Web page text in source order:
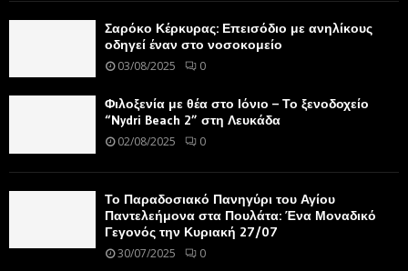
Σαρόκο Κέρκυρας: Επεισόδιο με ανηλίκους
οδηγεί έναν στο νοσοκομείο
03/08/2025 0
Φιλοξενία με θέα στο Ιόνιο – Το ξενοδοχείο
“Nydri Beach 2” στη Λευκάδα
02/08/2025 0
Το Παραδοσιακό Πανηγύρι του Αγίου
Παντελεήμονα στα Πουλάτα: Ένα Μοναδικό
Γεγονός την Κυριακή 27/07
30/07/2025 0